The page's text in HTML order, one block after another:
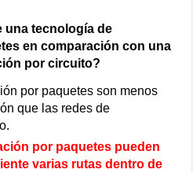
una tecnología de
en comparación con una
por circuito?
por paquetes son menos
que las redes de
por paquetes pueden
varias rutas dentro de